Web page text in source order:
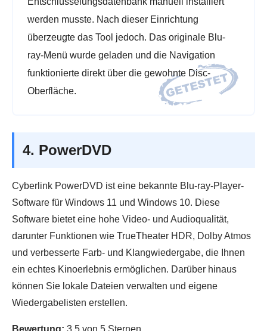
werden musste. Nach dieser Einrichtung
überzeugte das Tool jedoch. Das originale Blu-
ray-Menü wurde geladen und die Navigation
funktionierte direkt über die gewohnte Disc-
Oberfläche.
4. PowerDVD
Cyberlink PowerDVD ist eine bekannte Blu-ray-Player-
Software für Windows 11 und Windows 10. Diese
Software bietet eine hohe Video- und Audioqualität,
darunter Funktionen wie TrueTheater HDR, Dolby Atmos
und verbesserte Farb- und Klangwiedergabe, die Ihnen
ein echtes Kinoerlebnis ermöglichen. Darüber hinaus
können Sie lokale Dateien verwalten und eigene
Wiedergabelisten erstellen.